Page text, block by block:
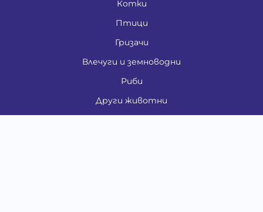
Котки
Птици
Гризачи
Влечуги и земноводни
Риби
Други животни